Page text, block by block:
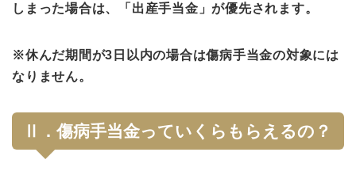
しまった場合は、「出産手当金」が優先されます。
※休んだ期間が3日以内の場合は傷病手当金の対象には
なりません。
Ⅱ．傷病手当金っていくらもらえるの？